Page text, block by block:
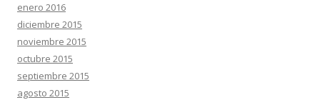
enero 2016
diciembre 2015
noviembre 2015
octubre 2015
septiembre 2015
agosto 2015